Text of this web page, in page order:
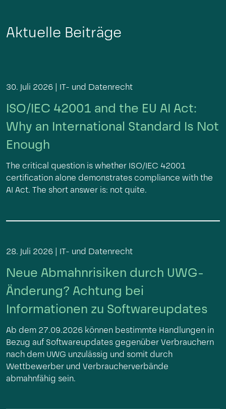
Aktuelle Beiträge
30. Juli 2026 | IT- und Datenrecht
ISO/IEC 42001 and the EU AI Act:
Why an International Standard Is Not
Enough
The critical question is whether ISO/IEC 42001
certification alone demonstrates compliance with the
AI Act. The short answer is: not quite.
28. Juli 2026 | IT- und Datenrecht
Neue Abmahnrisiken durch UWG-
Änderung? Achtung bei
Informationen zu Softwareupdates
Ab dem 27.09.2026 können bestimmte Handlungen in
Bezug auf Softwareupdates gegenüber Verbrauchern
nach dem UWG unzulässig und somit durch
Wettbewerber und Verbraucherverbände
abmahnfähig sein.